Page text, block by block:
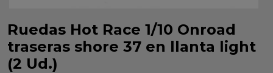
Ruedas Hot Race 1/10 Onroad
traseras shore 37 en llanta light
(2 Ud.)